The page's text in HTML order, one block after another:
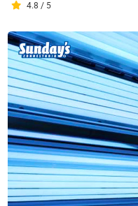
4.8 / 5